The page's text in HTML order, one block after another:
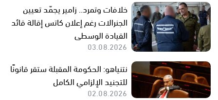
خلافات وتمرد.. زامير يجمّد تعيين
الجنرالات رغم إعلان كاتس إقالة قائد
القيادة الوسطى
03.08.2026
نتنياهو: الحكومة المقبلة ستقر قانونًا
للتجنيد الإلزامي الكامل
02.08.2026